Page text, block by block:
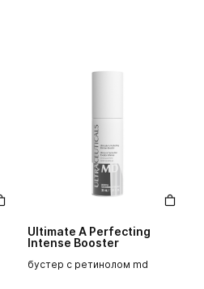
Ultimate A Perfecting
Intense Booster
бустер с ретинолом md